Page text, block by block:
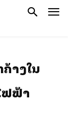
ຄ້າງໃນ
ຟຟ້າ